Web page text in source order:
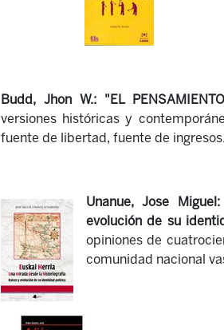
Budd, Jhon W.: "EL
versiones históricas y
fuente de libertad, fuente de
Unanue, Jose
evolución de su
opiniones de
comunidad nacional